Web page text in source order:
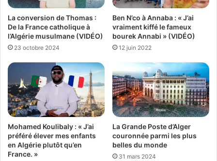
La conversion de Thomas :
De la France catholique à
l’Algérie musulmane (VIDÉO)
23 octobre 2024
Ben N’co à Annaba : « J’ai
vraiment kiffé le fameux
bourek Annabi » (VIDÉO)
12 juin 2022
Mohamed Koulibaly : « J’ai
préféré élever mes enfants
en Algérie plutôt qu’en
France. »
La Grande Poste d’Alger
couronnée parmi les plus
belles du monde
31 mars 2024